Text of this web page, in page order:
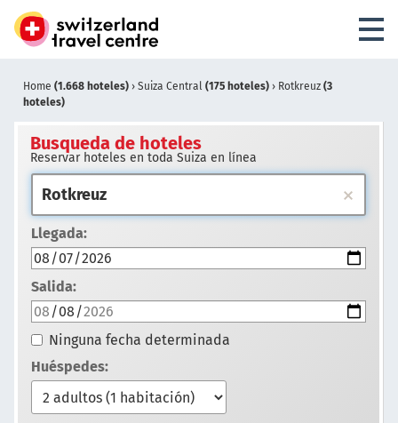
Home (1.668 hoteles) › Suiza Central (175 hoteles) › Rotkreuz (3
hoteles)
Busqueda de hoteles
Reservar hoteles en toda Suiza en línea
Llegada:
Salida:
Ninguna fecha determinada
Huéspedes: